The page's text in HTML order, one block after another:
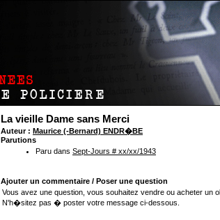
La vieille Dame sans Merci
Auteur : Maurice (-Bernard) ENDR�BE
Parutions
Paru dans Sept-Jours # xx/xx/1943
Ajouter un commentaire / Poser une question
Vous avez une question, vous souhaitez vendre ou acheter
N'h�sitez pas � poster votre message ci-dessous.